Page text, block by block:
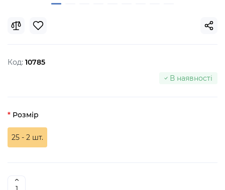
Код: 10785
В наявності
Розмір
25 - 2 шт.